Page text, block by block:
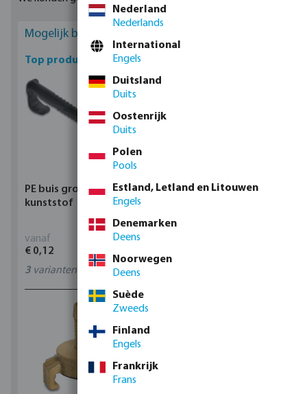
Mogelijk bent u geïnteresseerd
Top producten
PE buis grondklem
kunststof
vanaf
€ 0,12
3 varianten
Profec Kogelkraan
binnendraad type 100
Nederland
Nederlands
International
Engels
Duitsland
Duits
Oostenrijk
Duits
Polen
Pools
Estland, Letland en Litouwen
Engels
Denemarken
Deens
Noorwegen
Deens
Suède
Zweeds
Finland
Engels
Frankrijk
Frans